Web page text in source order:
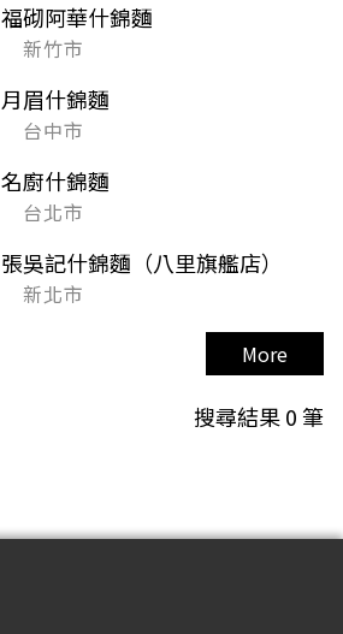
福砌阿華什錦麵
新竹市
月眉什錦麵
台中市
名廚什錦麵
台北市
張吳記什錦麵（八里旗艦店）
新北市
More
搜尋結果0筆